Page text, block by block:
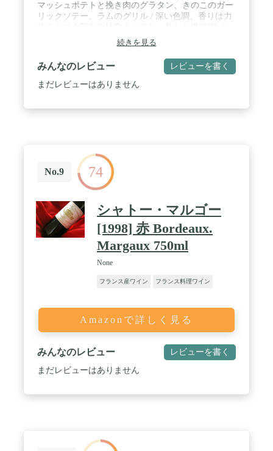
マッシュポテトと挽き肉のグラタン、きのこのガー
リックソテー、ラムのグリル / 深い色調、香りは力
シス、グリオット種チェリー)のアロマと、スミレ
のノートを伴います。味わいは芳醇で香り豊か。ペ
ッパーの香りの含みが余韻の長いフィニッシュを感
じさせます。 / ブラント名: Domane Barons de
Rothschild
続きを見る
みんなのレビュー レビューを書く
まだレビューはありません
No.9 74
シャトー・マルゴー
[1998] 赤 Bordeaux.
Margaux 750ml
None
フランス産ワイン フランス料理ワイン
Amazonで詳しく見る
みんなのレビュー レビューを書く
まだレビューはありません